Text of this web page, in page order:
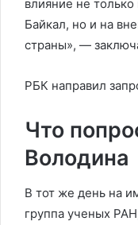
влияние не
Байкал, но и на
страны», —
РБК направил
Что
Володина
В тот же день на
группа ученых